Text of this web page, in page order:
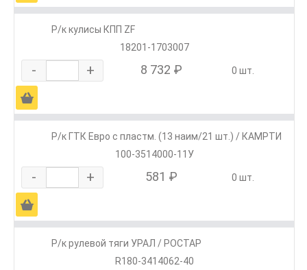
Р/к кулисы КПП ZF
18201-1703007
- + 8 732 ₽ 0 шт.
Ä
Р/к ГТК Евро с пластм. (13 наим/21 шт.) / КАМРТИ
100-3514000-11У
- + 581 ₽ 0 шт.
Ä
Р/к рулевой тяги УРАЛ / РОСТАР
R180-3414062-40